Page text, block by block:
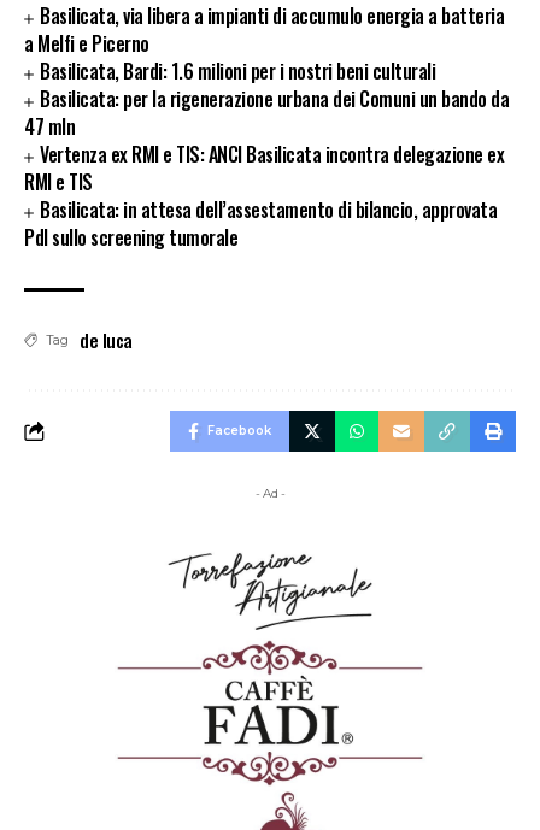
Basilicata, via libera a impianti di accumulo energia a batteria
a Melfi e Picerno
Basilicata, Bardi: 1.6 milioni per i nostri beni culturali
Basilicata: per la rigenerazione urbana dei Comuni un bando da
47 mln
Vertenza ex RMI e TIS: ANCI Basilicata incontra delegazione ex
RMI e TIS
Basilicata: in attesa dell’assestamento di bilancio, approvata
Pdl sullo screening tumorale
Tag de luca
Facebook
- Ad -